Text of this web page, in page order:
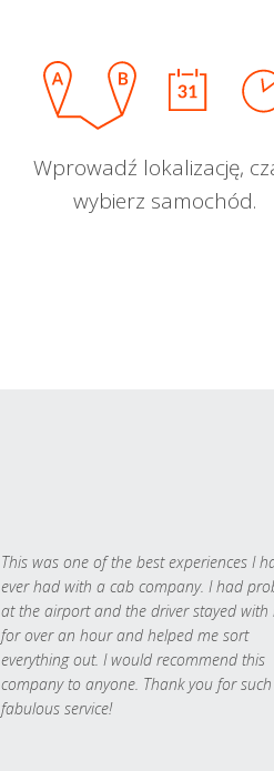
Wprowadź lokalizację,
wybierz samochód.
This was one of the best experiences I
ever had with a cab company. I had
at the airport and the driver stayed with
for over an hour and helped me sort
everything out. I would recommend this
company to anyone. Thank you for such
fabulous service!